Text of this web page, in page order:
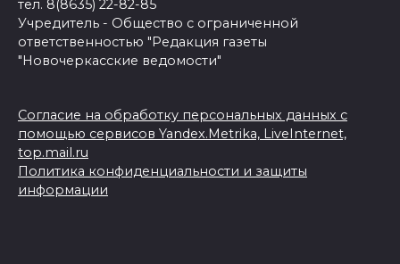
тел. 8(8635) 22-82-85
Учредитель - Общество с ограниченной
ответственностью "Редакция газеты
"Новочеркасские ведомости"
Согласие на обработку персональных данных с
помощью сервисов Yandex.Metrika, LiveInternet,
top.mail.ru
Политика конфиденциальности и защиты
информации